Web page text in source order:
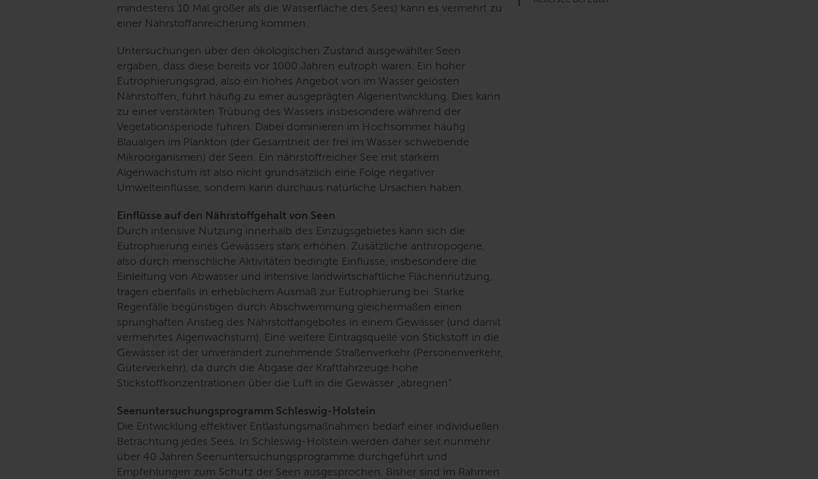
mindestens 10 Mal größer als die Wasserfläche des Sees) kann es vermehrt zu
einer Nährstoffanreicherung kommen.
Untersuchungen über den ökologischen Zustand ausgewählter Seen
ergaben, dass diese bereits vor 1000 Jahren eutroph waren. Ein hoher
Eutrophierungsgrad, also ein hohes Angebot von im Wasser gelösten
Nährstoffen, führt häufig zu einer ausgeprägten Algenentwicklung. Dies kann
zu einer verstärkten Trübung des Wassers insbesondere während der
Vegetationsperiode führen. Dabei dominieren im Hochsommer häufig
Blaualgen im Plankton (der Gesamtheit der frei im Wasser schwebende
Mikroorganismen) der Seen. Ein nährstoffreicher See mit starkem
Algenwachstum ist also nicht grundsätzlich eine Folge negativer
Umwelteinflüsse, sondern kann durchaus natürliche Ursachen haben.
Einflüsse auf den Nährstoffgehalt von Seen
Durch intensive Nutzung innerhalb des Einzugsgebietes kann sich die
Eutrophierung eines Gewässers stark erhöhen. Zusätzliche anthropogene,
also durch menschliche Aktivitäten bedingte Einflüsse, insbesondere die
Einleitung von Abwasser und intensive landwirtschaftliche Flächennutzung,
tragen ebenfalls in erheblichem Ausmaß zur Eutrophierung bei. Starke
Regenfälle begünstigen durch Abschwemmung gleichermaßen einen
sprunghaften Anstieg des Nährstoffangebotes in einem Gewässer (und damit
vermehrtes Algenwachstum). Eine weitere Eintragsquelle von Stickstoff in die
Gewässer ist der unverändert zunehmende Straßenverkehr (Personenverkehr,
Güterverkehr), da durch die Abgase der Kraftfahrzeuge hohe
Stickstoffkonzentrationen über die Luft in die Gewässer „abregnen“.
Seenuntersuchungsprogramm Schleswig-Holstein
Die Entwicklung effektiver Entlastungsmaßnahmen bedarf einer individuellen
Betrachtung jedes Sees. In Schleswig-Holstein werden daher seit nunmehr
über 40 Jahren Seenuntersuchungsprogramme durchgeführt und
Empfehlungen zum Schutz der Seen ausgesprochen. Bisher sind im Rahmen